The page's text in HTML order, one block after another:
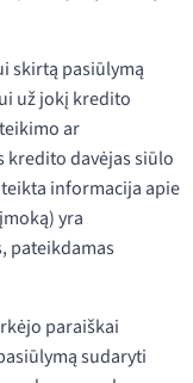
skirtą pasiūlymą
už jokį kredito
ar
kredito davėjas siūlo
informacija apie
yra
pateikdamas
paraiškai
sudaryti